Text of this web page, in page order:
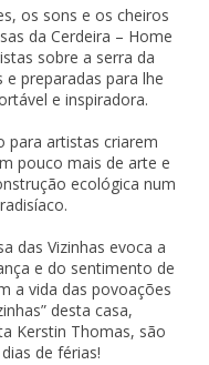
os sons e os cheiros
da Cerdeira – Home
sobre a serra da
preparadas para lhe
e inspiradora.
para artistas criarem
pouco mais de arte e
ecológica num
das Vizinhas evoca a
e do sentimento de
a vida das povoações
desta casa,
Kerstin Thomas, são
de férias!